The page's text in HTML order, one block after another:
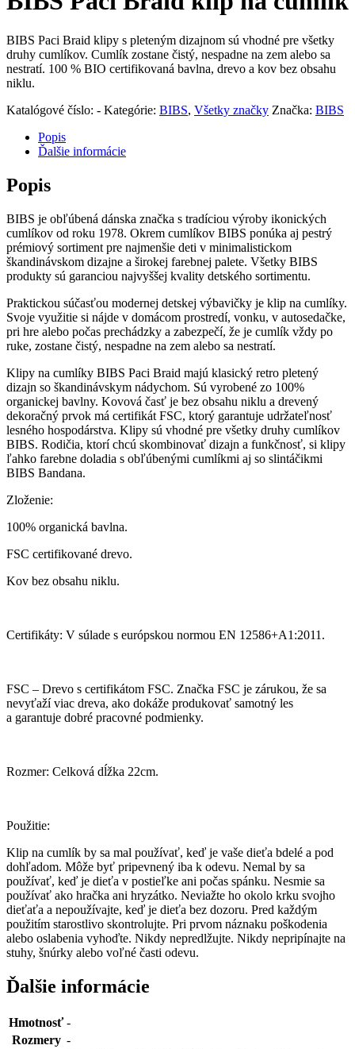
BIBS Paci Braid klipy s pleteným dizajnom sú vhodné pre všetky
druhy cumlíkov. Cumlík zostane čistý, nespadne na zem alebo sa
nestratí. 100 % BIO certifikovaná bavlna, drevo a kov bez obsahu
niklu.
Katalógové číslo: - Kategórie: BIBS, Všetky značky Značka: BIBS
Popis
Ďalšie informácie
Popis
BIBS je obľúbená dánska značka s tradíciou výroby ikonických
cumlíkov od roku 1978. Okrem cumlíkov BIBS ponúka aj pestrý
prémiový sortiment pre najmenšie deti v minimalistickom
škandinávskom dizajne a širokej farebnej palete. Všetky BIBS
produkty sú garanciou najvyššej kvality detského sortimentu.
Praktickou súčasťou modernej detskej výbavičky je klip na cumlíky.
Svoje využitie si nájde v domácom prostredí, vonku, v autosedačke,
pri hre alebo počas prechádzky a zabezpečí, že je cumlík vždy po
ruke, zostane čistý, nespadne na zem alebo sa nestratí.
Klipy na cumlíky BIBS Paci Braid majú klasický retro pletený
dizajn so škandinávskym nádychom. Sú vyrobené zo 100%
organickej bavlny. Kovová časť je bez obsahu niklu a drevený
dekoračný prvok má certifikát FSC, ktorý garantuje udržateľnosť
lesného hospodárstva. Klipy sú vhodné pre všetky druhy cumlíkov
BIBS. Rodičia, ktorí chcú skombinovať dizajn a funkčnosť, si klipy
ľahko farebne doladia s obľúbenými cumlíkmi aj so slintáčikmi
BIBS Bandana.
Zloženie:
100% organická bavlna.
FSC certifikované drevo.
Kov bez obsahu niklu.
Certifikáty: V súlade s európskou normou EN 12586+A1:2011.
FSC – Drevo s certifikátom FSC. Značka FSC je zárukou, že sa
nevyťaží viac dreva, ako dokáže produkovať samotný les
a garantuje dobré pracovné podmienky.
Rozmer: Celková dĺžka 22cm.
Použitie:
Klip na cumlík by sa mal používať, keď je vaše dieťa bdelé a pod
dohľadom. Môže byť pripevnený iba k odevu. Nemal by sa
používať, keď je dieťa v postieľke ani počas spánku. Nesmie sa
používať ako hračka ani hryzátko. Neviažte ho okolo krku svojho
dieťaťa a nepoužívajte, keď je dieťa bez dozoru. Pred každým
použitím starostlivo skontrolujte. Pri prvom náznaku poškodenia
alebo oslabenia vyhoďte. Nikdy nepredlžujte. Nikdy nepripínajte na
stuhy, šnúrky alebo voľné časti odevu.
Ďalšie informácie
Hmotnosť -
Rozmery -